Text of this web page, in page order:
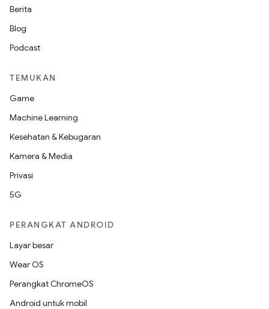
Berita
Blog
Podcast
TEMUKAN
Game
Machine Learning
Kesehatan & Kebugaran
Kamera & Media
Privasi
5G
PERANGKAT ANDROID
Layar besar
Wear OS
Perangkat ChromeOS
Android untuk mobil